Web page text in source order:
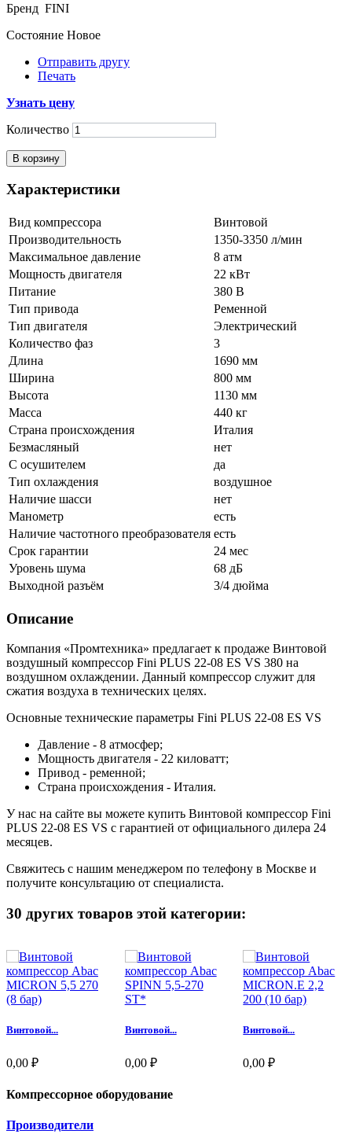
Бренд FINI
Состояние Новое
Отправить другу
Печать
Узнать цену
Количество
В корзину
Характеристики
Вид компрессора
Винтовой
Производительность
1350-3350 л/мин
Максимальное давление
8 атм
Мощность двигателя
22 кВт
Питание
380 В
Тип привода
Ременной
Тип двигателя
Электрический
Количество фаз
3
Длина
1690 мм
Ширина
800 мм
Высота
1130 мм
Масса
440 кг
Страна происхождения
Италия
Безмасляный
нет
С осушителем
да
Тип охлаждения
воздушное
Наличие шасси
нет
Манометр
есть
Наличие частотного преобразователя есть
Срок гарантии
24 мес
Уровень шума
68 дБ
Выходной разъём
3/4 дюйма
Описание
Компания «Промтехника» предлагает к продаже Винтовой
воздушный компрессор Fini PLUS 22-08 ES VS 380 на
воздушном охлаждении. Данный компрессор служит для
сжатия воздуха в технических целях.
Основные технические параметры Fini PLUS 22-08 ES VS
Давление - 8 атмосфер;
Мощность двигателя - 22 киловатт;
Привод - ременной;
Страна происхождения - Италия.
У нас на сайте вы можете купить Винтовой компрессор Fini
PLUS 22-08 ES VS с гарантией от официального дилера 24
месяцев.
Свяжитесь с нашим менеджером по телефону в Москве и
получите консультацию от специалиста.
30 других товаров этой категории:
Винтовой...
0,00 ₽
Винтовой...
0,00 ₽
Винтовой...
0,00 ₽
Компрессорное оборудование
Производители